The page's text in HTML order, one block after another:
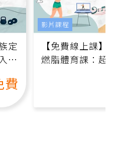
定
行
費
【免費線上課
燃脂體育課：超
影片課程